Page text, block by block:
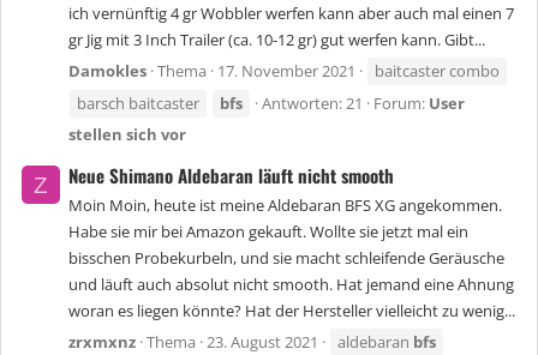
ich vernünftig 4 gr Wobbler werfen kann aber auch mal einen 7
gr Jig mit 3 Inch Trailer (ca. 10-12 gr) gut werfen kann. Gibt...
Damokles Thema 17. November 2021
baitcaster combo
barsch baitcaster
bfs Antworten: 21 Forum: User
stellen sich vor
Z Neue Shimano Aldebaran läuft nicht smooth
Moin Moin, heute ist meine Aldebaran BFS XG angekommen.
Habe sie mir bei Amazon gekauft. Wollte sie jetzt mal ein
bisschen Probekurbeln, und sie macht schleifende Geräusche
und läuft auch absolut nicht smooth. Hat jemand eine Ahnung
woran es liegen könnte? Hat der Hersteller vielleicht zu wenig...
zrxmxnz Thema 23. August 2021 aldebaran bfs